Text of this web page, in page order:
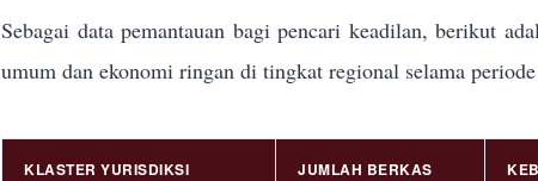
Sebagai data pemantauan bagi pencari keadilan, berikut
umum dan ekonomi ringan di tingkat regional selama
KLASTER YURISDIKSI
JUMLAH BERKAS